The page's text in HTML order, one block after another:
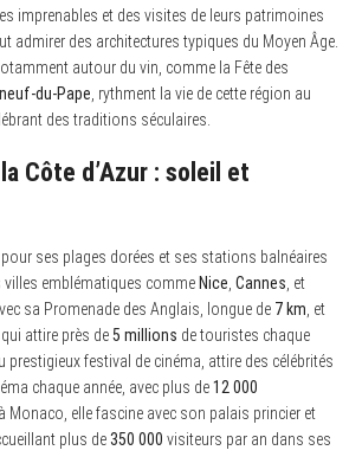
imprenables et des visites de leurs patrimoines
admirer des architectures typiques du Moyen Âge.
autour du vin, comme la Fête des
du-Pape , rythment la vie de cette région au
des traditions séculaires.
Côte d’Azur : soleil et
pour ses plages dorées et ses stations balnéaires
villes emblématiques commeNice Cannes , et
sa Promenade des Anglais, longue de 7 km , et
attire près de5 millions de touristes chaque
prestigieux festival de cinéma, attire des célébrités
chaque année, avec plus de12 000
Monaco, elle fascine avec son palais princier et
plus de350 000 visiteurs par an dans ses